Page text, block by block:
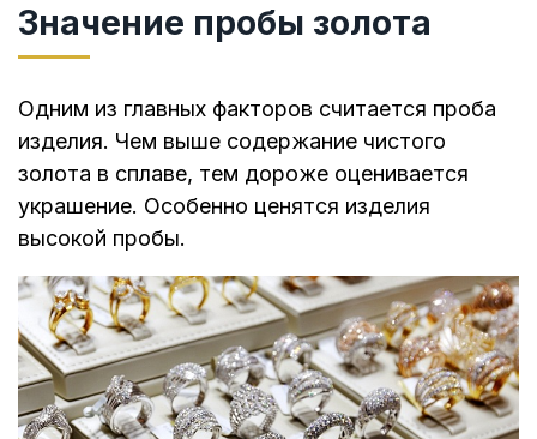
Значение пробы золота
Одним из главных факторов считается проба
изделия. Чем выше содержание чистого
золота в сплаве, тем дороже оценивается
украшение. Особенно ценятся изделия
высокой пробы.